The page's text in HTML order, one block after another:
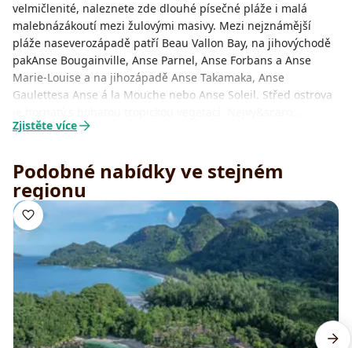
velmičlenité, naleznete zde dlouhé písečné pláže i malá
malebnázákoutí mezi žulovými masivy. Mezi nejznámější
pláže naseverozápadě patří Beau Vallon Bay, na jihovýchodě
pakAnse Bougainville, Anse Parnel, Anse Forbans a Anse
Marie-Louise a na jihozápadě Anse Takamaka, Anse
Gaulettesa Anse á la Mouche nebo Anse Soleil. Střed ostrova
Zjistěte více
Podobné nabídky ve stejném
regionu